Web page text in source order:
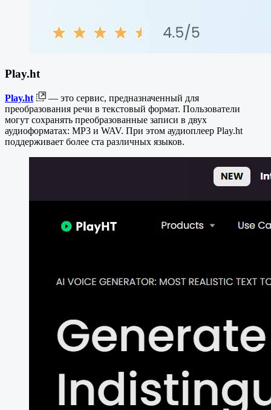
Play.ht
Play.ht
— это сервис, предназначенный для
преобразования речи в текстовый формат. Пользователи
могут сохранять преобразованные записи в двух
аудиоформатах: MP3 и WAV. При этом аудиоплеер Play.ht
поддерживает более ста различных языков.